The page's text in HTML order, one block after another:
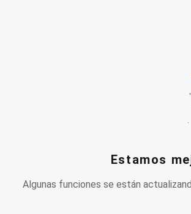
Estamos
Algunas funciones se están